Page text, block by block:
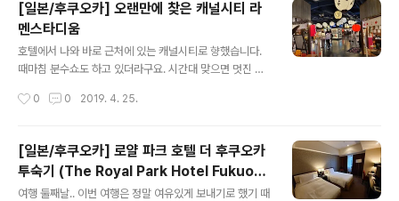
어요^^ 오호리공원 바로 옆의 후쿠오카성터에서 열리는 벚
꽃축제 입니다.나름 후쿠오카에서 가장 큰 벚꽃축제인거
같더라구요. 삼각대가 없어서 조리개를 열고 찍을 수 밖에
없었지만..그래도 나름 괜찮게 담겨진거 같아요 ㅎㅎ 후쿠
흔적이 남아있고..안에 들어가면 그냥 공원이에요 ㅎㅎ 사
[일본/후쿠오카] 오랜만에 찾은 캐널시티 라
멘스타디움
호텔에서 나와 바로 근처에 있는 캐널시티로 향했습니다.
때마침 분수쇼도 하고 있더라구요. 시간대 맞으면 멋진 분
^매시 정각에 음악과 함께 보실 수 있습니다. 그리고 바로
만에 찾아왔어요! 전국의 유명 라멘집을 모아놨다고 하는
데..거의 다 돈코츠라멘 위주라 고르는데 힘들었습니다..어
머니께서 돼지육수 특유의 냄새 때문에 못 드시다보니..^^:
그러다가 얼마전에 새로 들어온 것으로 보이는 라멘집에
0 0 2019. 4. 25.
[일본/후쿠오카] 로얄 파크 호텔 더 후쿠오카
투숙기 (The Royal Park Hotel Fukuok
a)
여행 둘째날.. 이번 여행은 정말 여유있게 보내기로 했기 때